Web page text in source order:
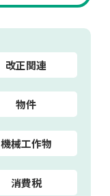
改正関連
物件
機械工作物
消費税